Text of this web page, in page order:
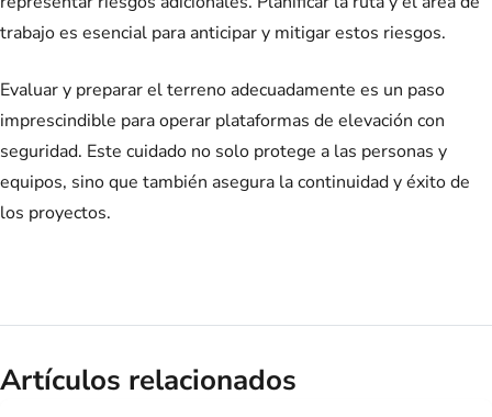
trabajo es esencial para anticipar y mitigar estos riesgos.
Evaluar y preparar el terreno adecuadamente es un paso
imprescindible para operar plataformas de elevación con
seguridad. Este cuidado no solo protege a las personas y
equipos, sino que también asegura la continuidad y éxito de
los proyectos.
Artículos relacionados